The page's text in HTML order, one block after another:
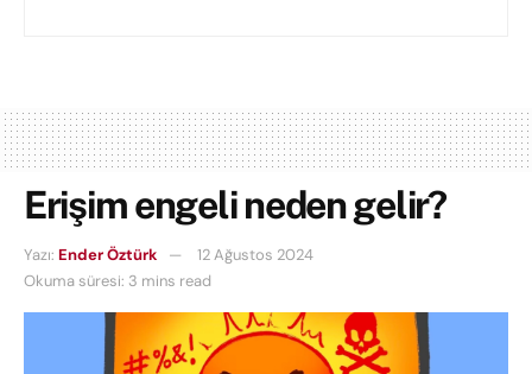
Erişim engeli neden gelir?
Yazı: Ender Öztürk
12 Ağustos 2024
Okuma süresi: 3 mins read